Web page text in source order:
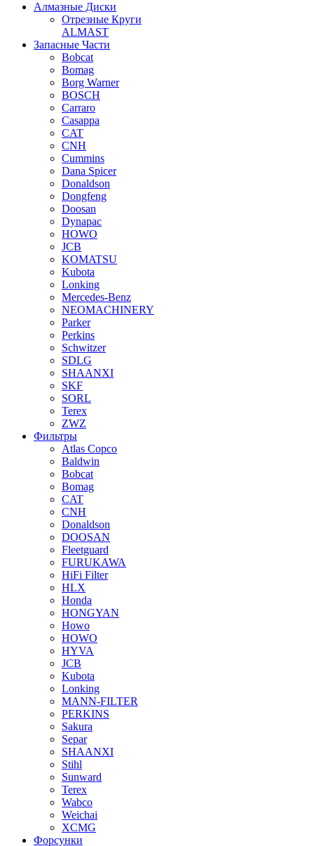
Алмазные Диски
Отрезные Круги
ALMAST
Запасные Части
Bobcat
Bomag
Borg Warner
BOSCH
Carraro
Casappa
CAT
CNH
Cummins
Dana Spicer
Donaldson
Dongfeng
Doosan
Dynapac
HOWO
JCB
KOMATSU
Kubota
Lonking
Mercedes-Benz
NEOMACHINERY
Parker
Perkins
Schwitzer
SDLG
SHAANXI
SKF
SORL
Terex
ZWZ
Фильтры
Atlas Copco
Baldwin
Bobcat
Bomag
CAT
CNH
Donaldson
DOOSAN
Fleetguard
FURUKAWA
HiFi Filter
HLX
Honda
HONGYAN
Howo
HOWO
HYVA
JCB
Kubota
Lonking
MANN-FILTER
PERKINS
Sakura
Separ
SHAANXI
Stihl
Sunward
Terex
Wabco
Weichai
XCMG
Форсунки